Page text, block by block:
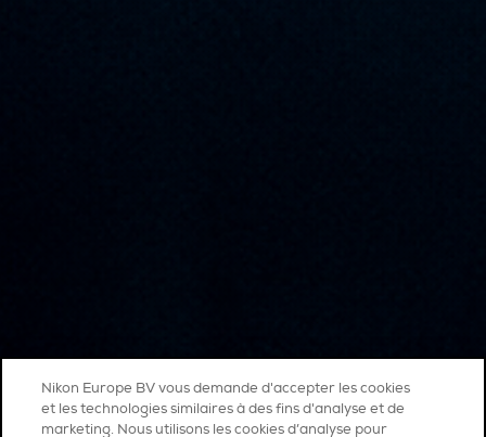
Nikon Europe BV vous demande d'accepter les cookies
et les technologies similaires à des fins d'analyse et de
marketing. Nous utilisons les cookies d’analyse pour